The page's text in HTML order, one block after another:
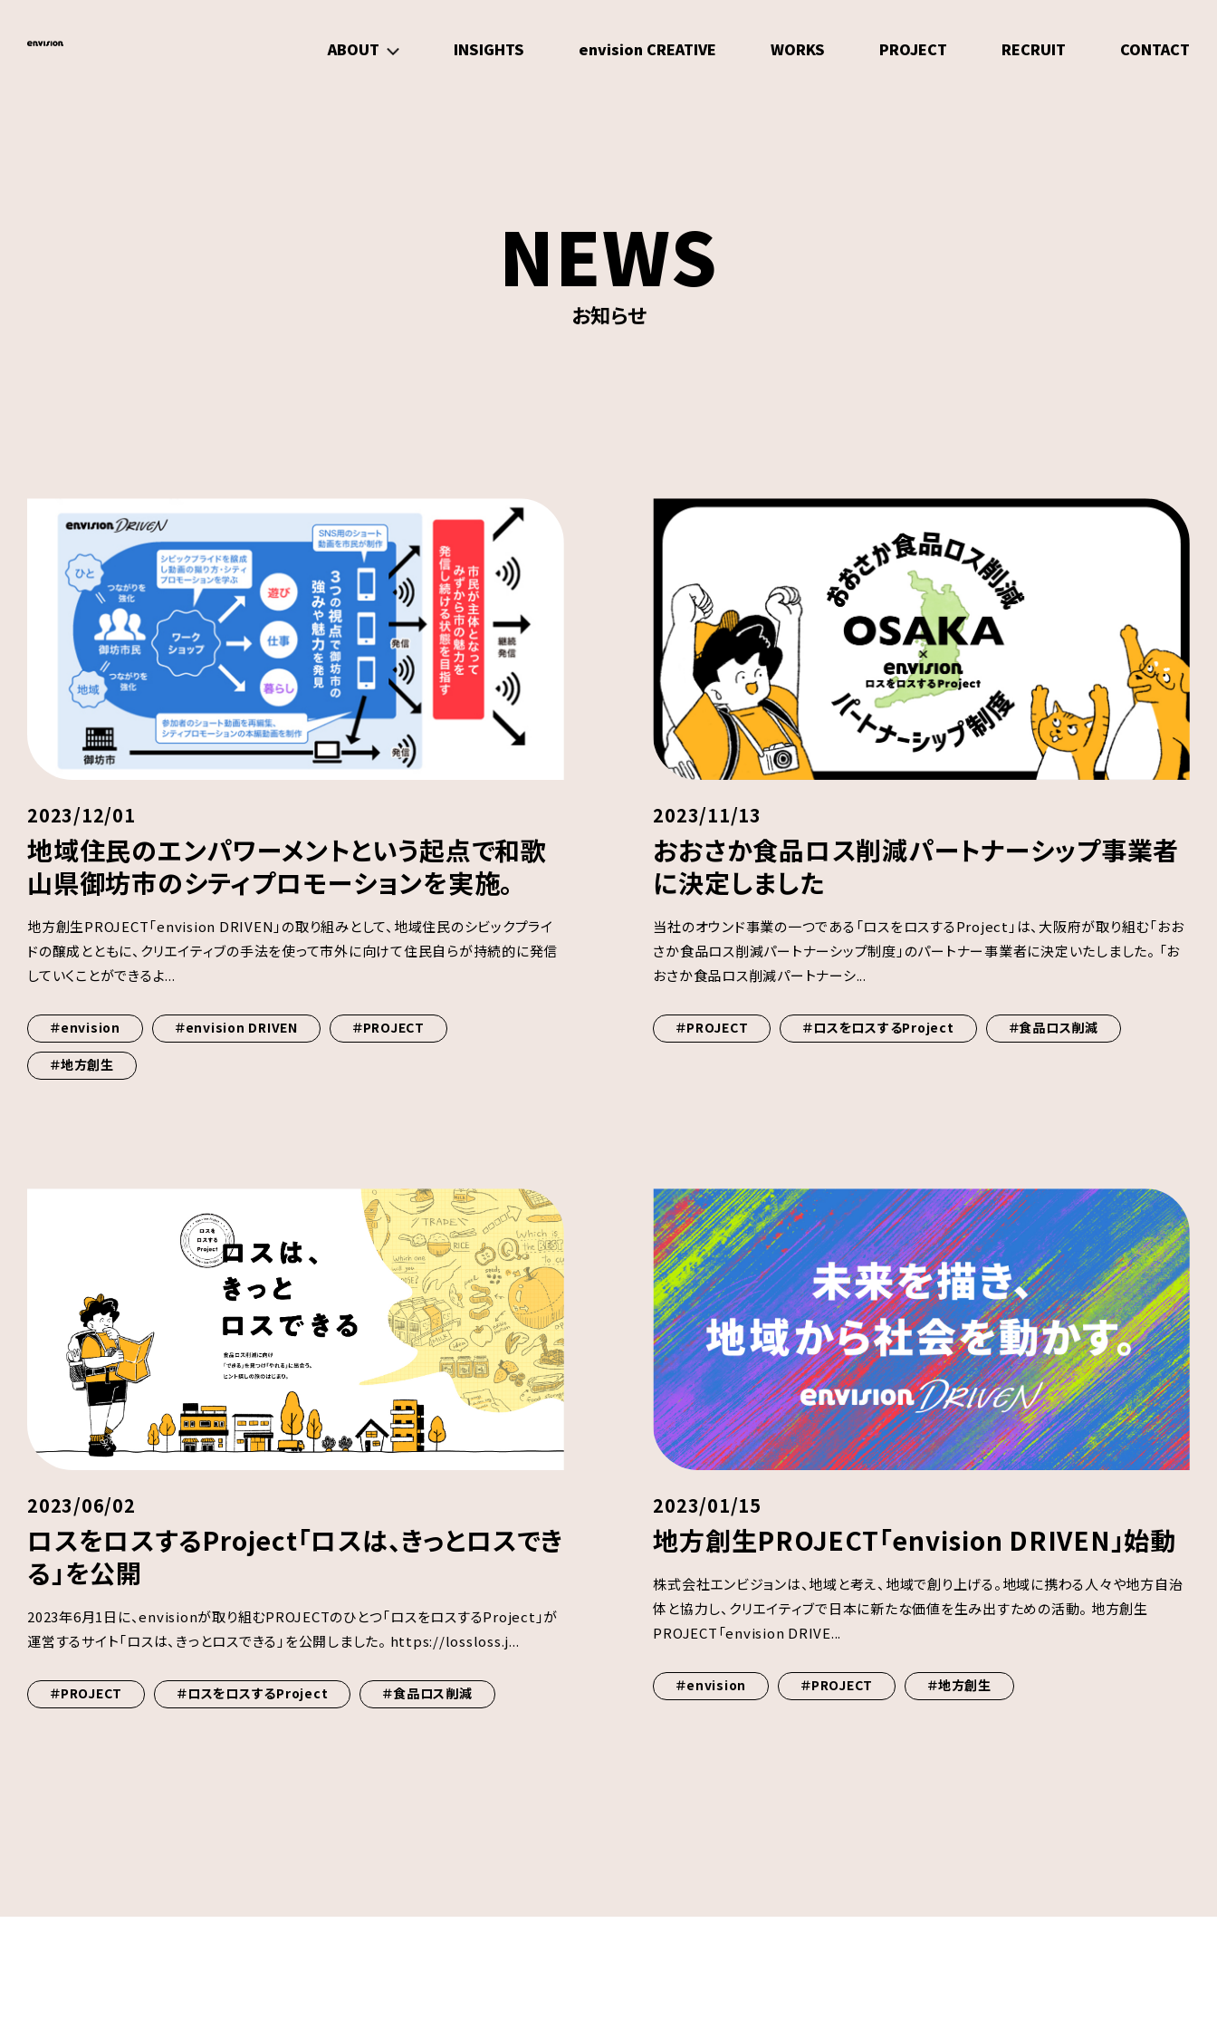
ABOUT INSIGHTS envision CREATIVE WORKS PROJECT RECRUIT CONTACT
NEWS
お知らせ
2023/12/01
地域住民のエンパワーメントという起点で和歌
山県御坊市のシティプロモーションを実施。
地方創生PROJECT「envision DRIVEN」の取り組みとして、地域住民のシビックプライ
ドの醸成とともに、クリエイティブの手法を使って市外に向けて住民自らが持続的に発信
していくことができるよ...
＃envision ＃envision DRIVEN ＃PROJECT
＃地方創生
2023/11/13
おおさか食品ロス削減パートナーシップ事業者
に決定しました
当社のオウンド事業の一つである「ロスをロスするProject」は、大阪府が取り組む「おお
さか食品ロス削減パートナーシップ制度」のパートナー事業者に決定いたしました。 「お
おさか食品ロス削減パートナーシ...
＃PROJECT ＃ロスをロスするProject ＃食品ロス削減
2023/06/02
ロスをロスするProject「ロスは、きっとロスでき
る」を公開
2023年6月1日に、envisionが取り組むPROJECTのひとつ「ロスをロスするProject」が
運営するサイト「ロスは、きっとロスできる」を公開しました。 https://lossloss.j...
＃PROJECT ＃ロスをロスするProject ＃食品ロス削減
2023/01/15
地方創生PROJECT「envision DRIVEN」始動
株式会社エンビジョンは、地域と考え、地域で創り上げる。地域に携わる人々や地方自治
体と協力し、クリエイティブで日本に新たな価値を生み出すための活動。 地方創生
PROJECT「envision DRIVE...
＃envision ＃PROJECT ＃地方創生